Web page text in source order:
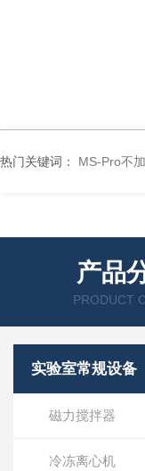
热门关键词： MS-Pro不
产品
PRODUCT
实验室常规设备
磁力搅拌器
冷冻离心机